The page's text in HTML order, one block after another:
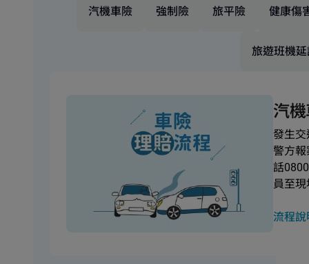
汽機車險 強制險 旅平險 健康傷
旅遊班機
汽
發生交
警方
話
員至
流程說